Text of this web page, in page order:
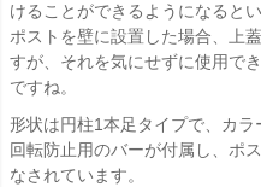
けることができるようになるとい
ポストを壁に設置した場合、上
すが、それを気にせずに使用で
ですね。
形状は円柱1本足タイプで、カラ
回転防止用のバーが付属し、ポ
なされています。